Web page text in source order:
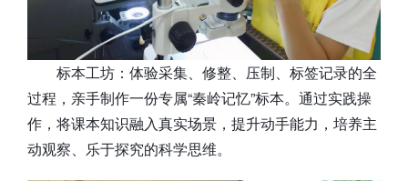
标本工坊：体验采集、修整、压制、标签记录的全
过程，亲手制作一份专属“秦岭记忆”标本。通过实践操
作，将课本知识融入真实场景，提升动手能力，培养主
动观察、乐于探究的科学思维。